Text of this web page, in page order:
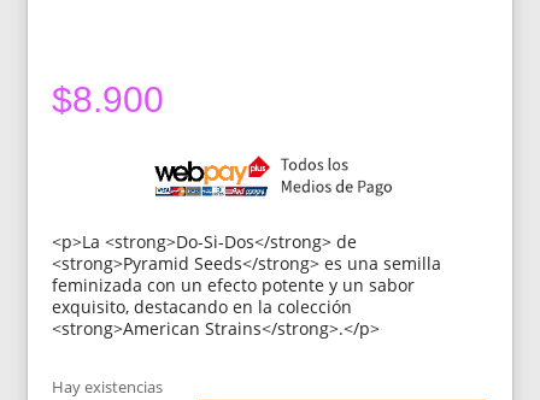
$8.900
<p>La <strong>Do-Si-Dos</strong> de
<strong>Pyramid Seeds</strong> es una semilla
feminizada con un efecto potente y un sabor
exquisito, destacando en la colección
<strong>American Strains</strong>.</p>
Hay existencias